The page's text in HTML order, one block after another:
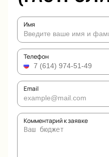
Имя
Телефон
Email
Комментарий к заявке